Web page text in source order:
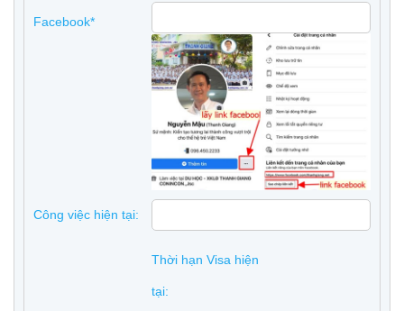
Facebook*
Công việc hiện tại:
Thời hạn Visa hiện
tại: